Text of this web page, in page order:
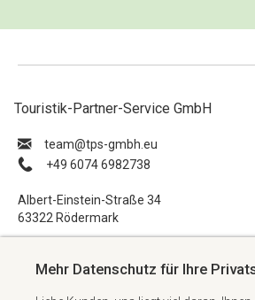
Touristik-Partner-Service GmbH
ue.hbmg-spt@maet
+49 6074 6982738
Albert-Einstein-Straße 34
63322 Rödermark
Impressum
Mehr Datenschutz für Ihre